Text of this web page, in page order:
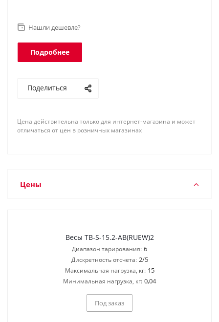
Нашли дешевле?
Подробнее
Поделиться
Цена действительна только для интернет-магазина и может
отличаться от цен в розничных магазинах
Цены
Весы TB-S-15.2-AB(RUEW)2
Диапазон тарирования: 6
Дискретность отсчета: 2/5
Максимальная нагрузка, кг: 15
Минимальная нагрузка, кг: 0,04
Под заказ